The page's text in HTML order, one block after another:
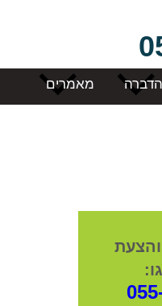
הדברה מאמרים
והצעת